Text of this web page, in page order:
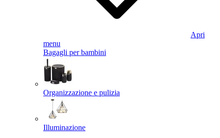
Apri
menu
Bagagli per bambini
Organizzazione e pulizia
Illuminazione